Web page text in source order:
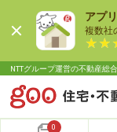
アプ
複数社
NTTグループ運営の不動産総
0